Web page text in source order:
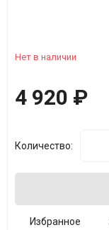
Нет в наличии
4 920 ₽
Количество:
Избранное